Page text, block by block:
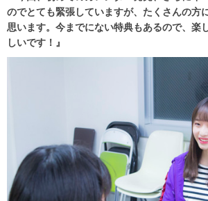
のでとても緊張していますが、たくさんの方
思います。今までにない特典もあるので、楽
しいです！』